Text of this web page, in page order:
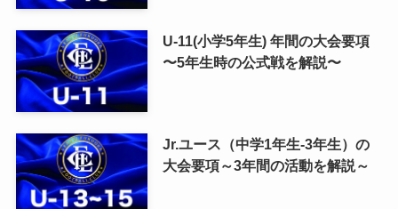
U-11(小学5年生) 年間の大会要項
〜5年生時の公式戦を解説〜
Jr.ユース（中学1年生-3年生）の
大会要項～3年間の活動を解説～